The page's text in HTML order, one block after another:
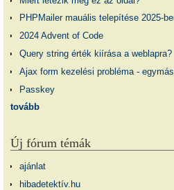
PHPMailer mauális telepítése 2025-
2024 Advent of Code
Query string érték kiírása a weblapra?
Ajax form kezelési probléma -
Passkey
tovább
Új fórum témák
ajánlat
hibadetektív.hu